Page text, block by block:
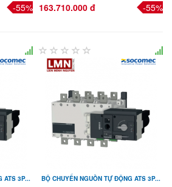
-55% 163.710.000 đ -55%
ATS 3P... BỘ CHUYỂN NGUỒN TỰ ĐỘNG ATS 3P...